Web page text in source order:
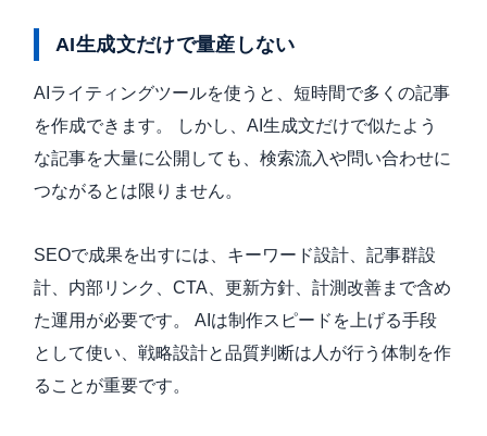
AI生成文だけで量産しない
AIライティングツールを使うと、短時間で多くの記事
を作成できます。 しかし、AI生成文だけで似たよう
な記事を大量に公開しても、検索流入や問い合わせに
つながるとは限りません。
SEOで成果を出すには、キーワード設計、記事群設
計、内部リンク、CTA、更新方針、計測改善まで含め
た運用が必要です。 AIは制作スピードを上げる手段
として使い、戦略設計と品質判断は人が行う体制を作
ることが重要です。